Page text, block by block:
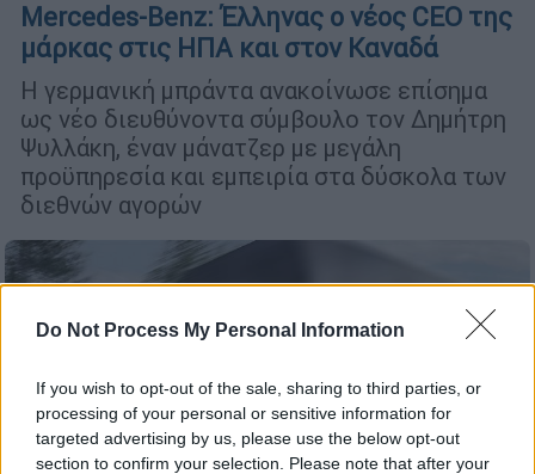
Do Not Process My Personal Information
If you wish to opt-out of the sale, sharing to third parties, or
processing of your personal or sensitive information for
targeted advertising by us, please use the below opt-out
section to confirm your selection. Please note that after your
Mercedes-Benz: Έλληνας o νέος CEO της
μάρκας στις ΗΠΑ και στον Καναδά
Η γερμανική μπράντα ανακοίνωσε επίσημα
ως νέο διευθύνοντα σύμβουλο τον Δημήτρη
Ψυλλάκη, έναν μάνατζερ με μεγάλη
προϋπηρεσία και εμπειρία στα δύσκολα των
διεθνών αγορών